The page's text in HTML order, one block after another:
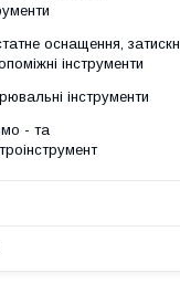
оснащення,
інструменти
інструменти
- та